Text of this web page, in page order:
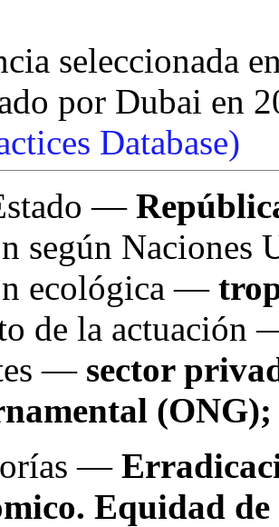
seleccionada
por Dubai en
Database)
—
según
ecológica —
de la
— sector
—
Equidad